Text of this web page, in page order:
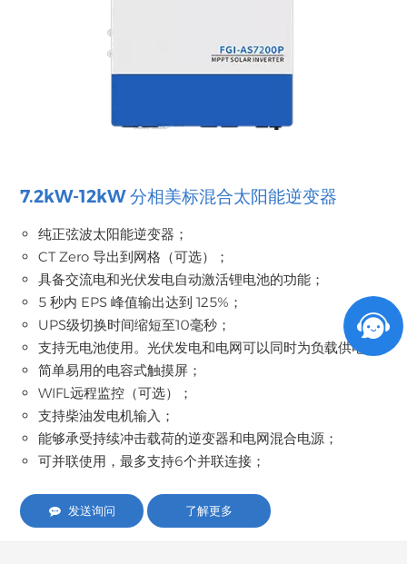
7.2kW-12kW 分相美标混合太阳能逆变器
纯正弦波太阳能逆变器；
CT Zero 导出到网格（可选）；
具备交流电和光伏发电自动激活锂电池的功能；
5 秒内 EPS 峰值输出达到 125%；
UPS级切换时间缩短至10毫秒；
支持无电池使用。光伏发电和电网可以同时为负载供电；
简单易用的电容式触摸屏；
WIFL远程监控（可选）；
支持柴油发电机输入；
能够承受持续冲击载荷的逆变器和电网混合电源；
可并联使用，最多支持6个并联连接；
发送询问 了解更多